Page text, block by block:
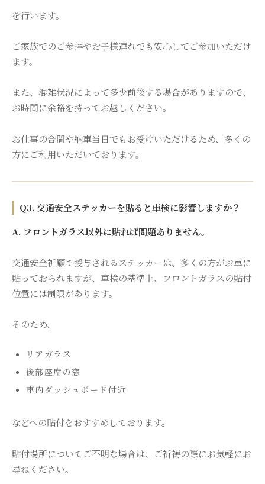
を行います。
ご家族でのご参拝やお子様連れでも安心してご参加いただけ
ます。
また、混雑状況によって多少前後する場合がありますので、
お時間に余裕を持ってお越しください。
お仕事の合間や納車当日でもお受けいただけるため、多くの
方にご利用いただいております。
Q3. 交通安全ステッカーを貼ると車検に影響しますか？
A. フロントガラス以外に貼れば問題ありません。
交通安全祈願で授与されるステッカーは、多くの方がお車に
貼っておられますが、車検の基準上、フロントガラスの貼付
位置には制限があります。
そのため、
リアガラス
後部座席の窓
車内ダッシュボード付近
などへの貼付をおすすめしております。
貼付場所についてご不明な場合は、ご祈祷の際にお気軽にお
尋ねください。